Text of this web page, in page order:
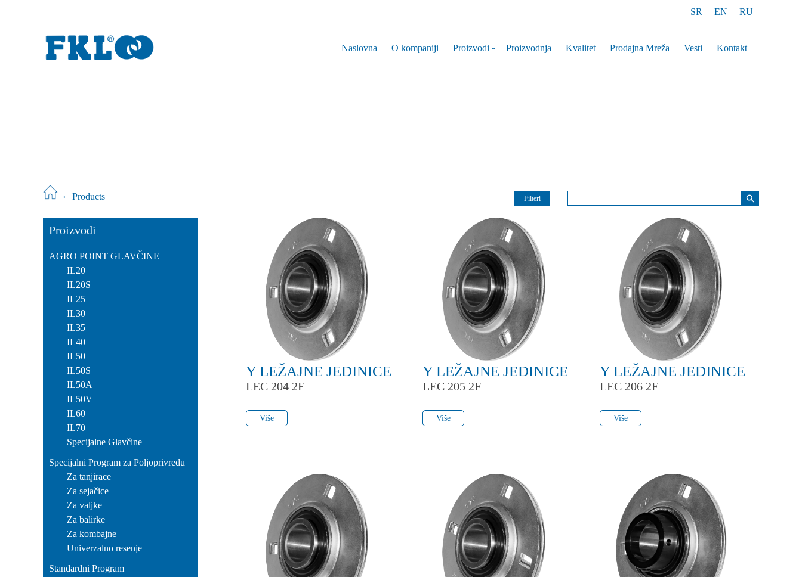
RU
EN
SR
Naslovna O kompaniji Proizvodi Proizvodnja Kvalitet Prodajna Mreža Vesti Kontakt
› Products ⚲
Filteri
Proizvodi
AGRO POINT GLAVČINE
IL20
IL20S
IL25
IL30
IL35
IL40
IL50
IL50S
IL50A
IL50V
IL60
IL70
Specijalne Glavčine
Specijalni Program za Poljoprivredu
Za tanjirace
Za sejačice
Za valjke
Za balirke
Za kombajne
Univerzalno resenje
Standardni Program
Y LEŽAJNE JEDINICE
LEC 204 2F
Više
Y LEŽAJNE JEDINICE
LEC 205 2F
Više
Y LEŽAJNE JEDINICE
LEC 206 2F
Više